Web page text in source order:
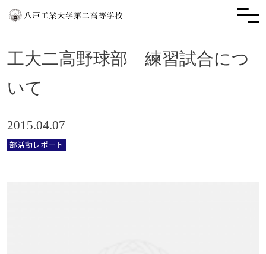
工大二高野球部 練習試合につ
いて
2015.04.07
部活動レポート